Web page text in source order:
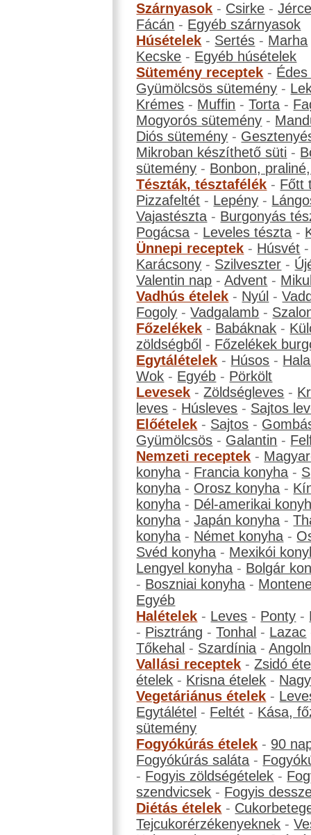
Szárnyasok - Csirke -
Fácán - Egyéb szárnyasok
Húsételek - Sertés - Marha
Kecske - Egyéb húsételek
Sütemény receptek -
Gyümölcsös sütemény -
Krémes - Muffin -Torta -
Mogyorós sütemény -
Diós sütemény -
Mikroban készíthető süti -
sütemény - Bonbon,
Tészták, tésztafélék - Főtt
Pizzafeltét - Lepény -
Vajastészta - Burgonyás
Pogácsa - Leveles tészta -
Ünnepi receptek - Húsvét
Karácsony - Szilveszter -
Valentin nap -Advent -
Vadhús ételek - Nyúl -
Fogoly -Vadgalamb -
Főzelékek - Babáknak -
zöldségből - Főzelékek
Egytálételek - Húsos -
Wok - Egyéb - Pörkölt
Levesek -Zöldségleves -
leves - Húsleves - Sajtos
Előételek - Sajtos -
Gyümölcsös - Galantin -
Nemzeti receptek -
konyha - Francia konyha -
konyha - Orosz konyha -
konyha - Dél-amerikai
konyha -Japán konyha -
konyha - Német konyha -
Svéd konyha - Mexikói
Lengyel konyha - Bolgár
- Boszniai konyha -
Egyéb
Halételek - Leves - Ponty -
- Pisztráng -Tonhal - Lazac
Tőkehal - Szardínia -
Vallási receptek -Zsidó
ételek - Krisna ételek -
Vegetáriánus ételek -
Egytálétel - Feltét - Kása,
sütemény
Fogyókúrás ételek - 90
Fogyókúrás saláta -
- Fogyis zöldségételek -
szendvicsek - Fogyis
Diétás ételek -
Tejcukorérzékenyeknek -